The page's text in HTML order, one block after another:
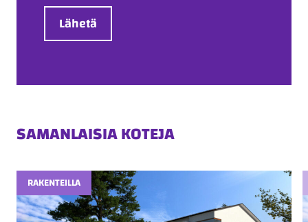
Lähetä
SAMANLAISIA KOTEJA
RAKENTEILLA